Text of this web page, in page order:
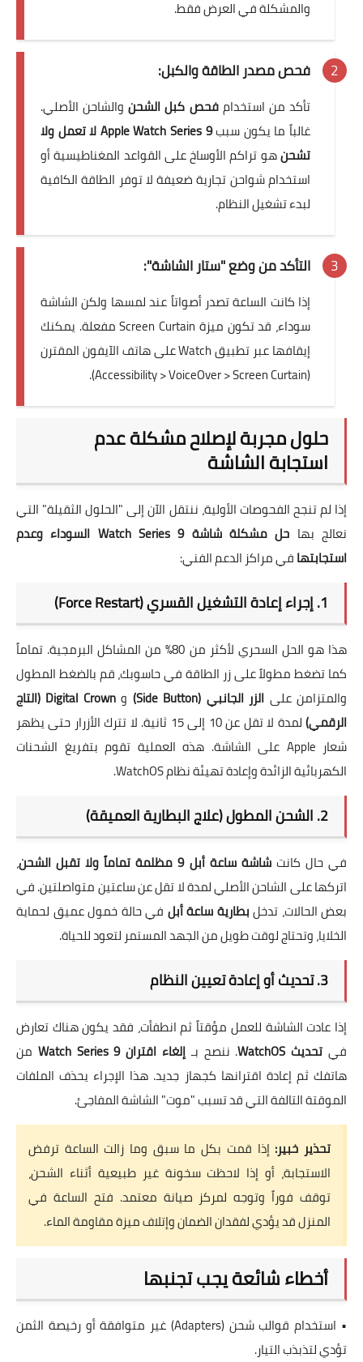
والمشكلة في العرض فقط.
فحص مصدر الطاقة والكبل:
تأكد من استخدامفحص كبل الشحنوالشاحن الأصلي.
غالباً ما يكون سبب
Apple Watch Series 9 لا تعمل ولا
تشحنهو تراكم الأوساخ على القواعد المغناطيسية أو
استخدام شواحن تجارية ضعيفة لا توفر الطاقة الكافية
لبدء تشغيل النظام.
التأكد من وضع "ستار الشاشة":
إذا كانت الساعة تصدر أصواتاً عند لمسها ولكن الشاشة
سوداء، قد تكون ميزة Screen Curtain مفعلة. يمكنك
إيقافها عبر تطبيق Watch على هاتف الآيفون المقترن
(Accessibility > VoiceOver > Screen Curtain).
حلول مجربة لإصلاح مشكلة عدم
استجابة الشاشة
إذا لم تنجح الفحوصات الأولية، ننتقل الآن إلى "الحلول الثقيلة" التي
نعالج بها
حل مشكلة شاشة Watch Series 9 السوداء وعدم
استجابتهافي مراكز الدعم الفني:
1. إجراء إعادة التشغيل القسري (Force Restart)
هذا هو الحل السحري لأكثر من 80% من المشاكل البرمجية. تماماً
كما تضغط مطولاً على زر الطاقة في حاسوبك، قم بالضغط المطول
والمتزامن على الزر الجانبي (Side Button) و
Digital Crown (التاج
الرقمي)
لمدة لا تقل عن 10 إلى 15 ثانية. لا تترك الأزرار حتى يظهر
شعار Apple على الشاشة. هذه العملية تقوم بتفريغ الشحنات
الكهربائية الزائدة وإعادة تهيئة نظام WatchOS.
2. الشحن المطول (علاج البطارية العميقة)
في حال كانتشاشة ساعة أبل 9 مظلمة تماماً ولا تقبل الشحن
،
اتركها على الشاحن الأصلي لمدة لا تقل عن ساعتين متواصلتين. في
بعض الحالات، تدخلبطارية ساعة أبل في حالة خمول عميق لحماية
الخلايا، وتحتاج لوقت طويل من الجهد المستمر لتعود للحياة.
3. تحديث أو إعادة تعيين النظام
إذا عادت الشاشة للعمل مؤقتاً ثم انطفأت، فقد يكون هناك تعارض
في تحديث WatchOS . ننصح بـ إلغاء اقتران Watch Series 9
من
هاتفك ثم إعادة اقترانها كجهاز جديد. هذا الإجراء يحذف الملفات
الموقتة التالفة التي قد تسبب "موت" الشاشة المفاجئ.
تحذير خبير: إذا قمت بكل ما سبق وما زالت الساعة ترفض
الاستجابة، أو إذا لاحظت سخونة غير طبيعية أثناء الشحن،
توقف فوراً وتوجه لمركز صيانة معتمد. فتح الساعة في
المنزل قد يؤدي لفقدان الضمان وإتلاف ميزة مقاومة الماء.
أخطاء شائعة يجب تجنبها
• استخدام قوالب شحن (Adapters) غير متوافقة أو رخيصة الثمن
تؤدي لتذبذب التيار.